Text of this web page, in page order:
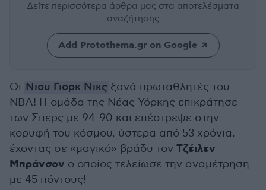
Δείτε περισσότερα άρθρα μας στα αποτελέσματα
αναζήτησης
Add Protothema.gr on Google
Οι Νιου Γιορκ Νικς ξανά πρωταθλητές του
NBA! Η ομάδα της Νέας Υόρκης επικράτησε
των Σπερς με 94-90 και επέστρεψε στην
κορυφή του κόσμου, ύστερα από 53 χρόνια,
έχοντας σε «μαγικό» βράδυ τον Τζέιλεν
Μπράνσον ο οποίος τελείωσε την αναμέτρηση
με 45 πόντους!